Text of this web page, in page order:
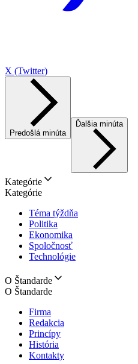
X (Twitter)
Predošlá minúta
Ďalšia minúta
Kategórie
Kategórie
Téma týždňa
Politika
Ekonomika
Spoločnosť
Technológie
O Štandarde
O Štandarde
Firma
Redakcia
Princípy
História
Kontakty